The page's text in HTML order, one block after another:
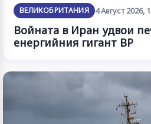
ВЕЛИКОБРИТАНИЯ 4 Август 2026,
Войната в Иран удвои
енергийния гигант BP